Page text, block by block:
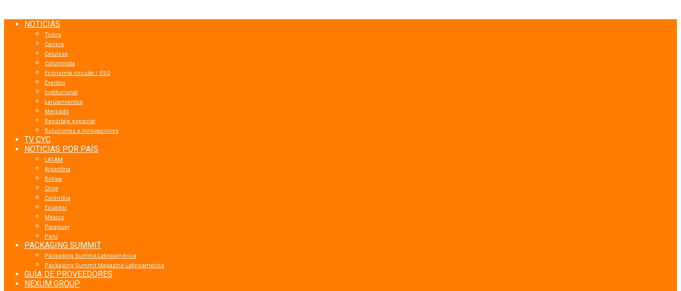
NOTICIAS
Todos
Carrera
Celulosa
Columnista
Economía circular / ESG
Eventos
Institucional
Lanzamientos
Mercado
Reportaje especial
Soluciones e innovaciones
TV CYC
NOTICIAS POR PAÍS
LATAM
Argentina
Bolivia
Chile
Colômbia
Ecuador
México
Paraguay
Perú
PACKAGING SUMMIT
Packaging Summit Latinoamérica
Packaging Summit Magazine Latinoamérica
GUÍA DE PROVEEDORES
NEXUM GROUP